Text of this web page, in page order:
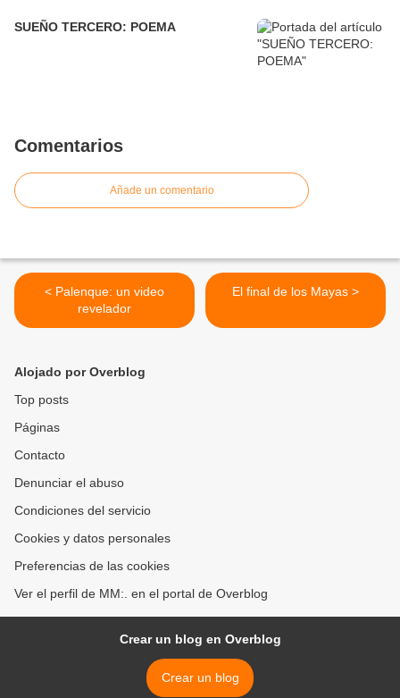
SUEÑO TERCERO: POEMA
Comentarios
Añade un comentario
< Palenque: un video
revelador
El final de los Mayas >
Alojado por Overblog
Top posts
Páginas
Contacto
Denunciar el abuso
Condiciones del servicio
Cookies y datos personales
Preferencias de las cookies
Ver el perfil de MM:. en el portal de Overblog
Crear un blog en Overblog
Crear un blog